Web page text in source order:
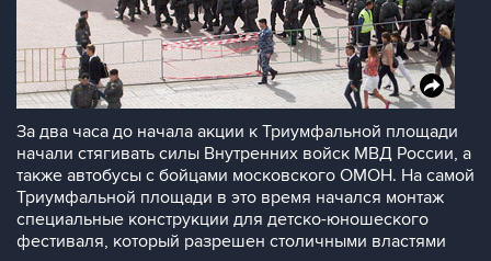
За два часа до начала акции к Триумфальной площади
начали стягивать силы Внутренних войск МВД России, а
также автобусы с бойцами московского ОМОН. На самой
Триумфальной площади в это время начался монтаж
специальные конструкции для детско-юношеского
фестиваля, который разрешен столичными властями